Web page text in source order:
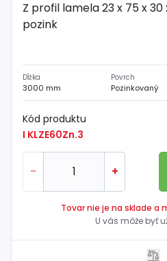
Z profil lamela 23 x 75 x 30
pozink
Dĺžka
3000 mm
Povrch
Pozinkovaný
Kód produktu
I KLZE60Zn.3
- +
Tovar nie je na sklade a
U vás môže byť